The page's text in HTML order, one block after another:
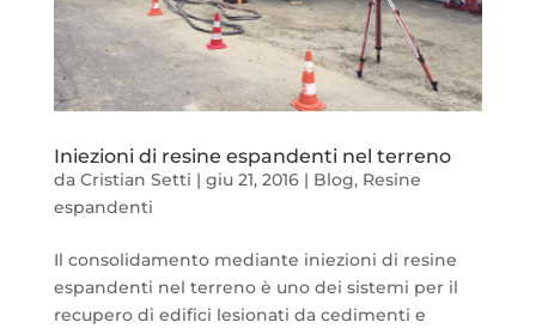
Iniezioni di resine espandenti nel terreno
da Cristian Setti | giu 21, 2016| Blog, Resine
espandenti
Il consolidamento mediante iniezioni di resine
espandenti nel terreno è uno dei sistemi per il
recupero di edifici lesionati da cedimenti e